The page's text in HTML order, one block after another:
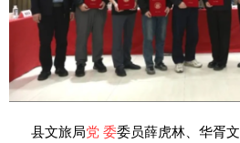
县文旅局党 委委员薛虎林、华胥